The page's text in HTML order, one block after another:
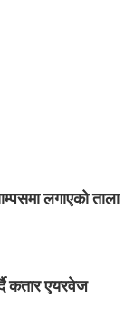
लगाएको ताला
कतार एयरवेज